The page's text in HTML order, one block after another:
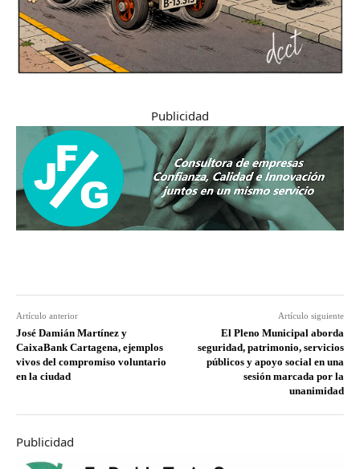
Publicidad
Artículo anterior
José Damián Martínez y
CaixaBank Cartagena, ejemplos
vivos del compromiso voluntario
en la ciudad
Artículo siguiente
El Pleno Municipal aborda
seguridad, patrimonio, servicios
públicos y apoyo social en una
sesión marcada por la
unanimidad
Publicidad